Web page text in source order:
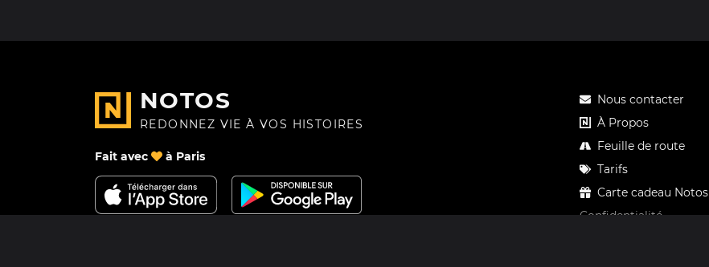
NOTOS
REDONNEZ VIE À VOS HISTOIRES
Fait avec à Paris
Nous contacter
À Propos
Feuille de route
Tarifs
Carte cadeau Notos
Confidentialité